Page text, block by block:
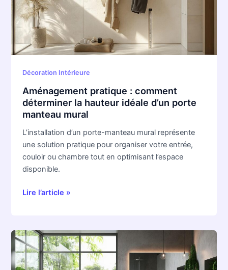
Décoration Intérieure
Aménagement pratique : comment
déterminer la hauteur idéale d’un porte
manteau mural
L’installation d’un porte-manteau mural représente
une solution pratique pour organiser votre entrée,
couloir ou chambre tout en optimisant l’espace
disponible.
la
hauteur
idéale
d’un
porte
manteau
Lire l’article »
Les
tendances
incontournables